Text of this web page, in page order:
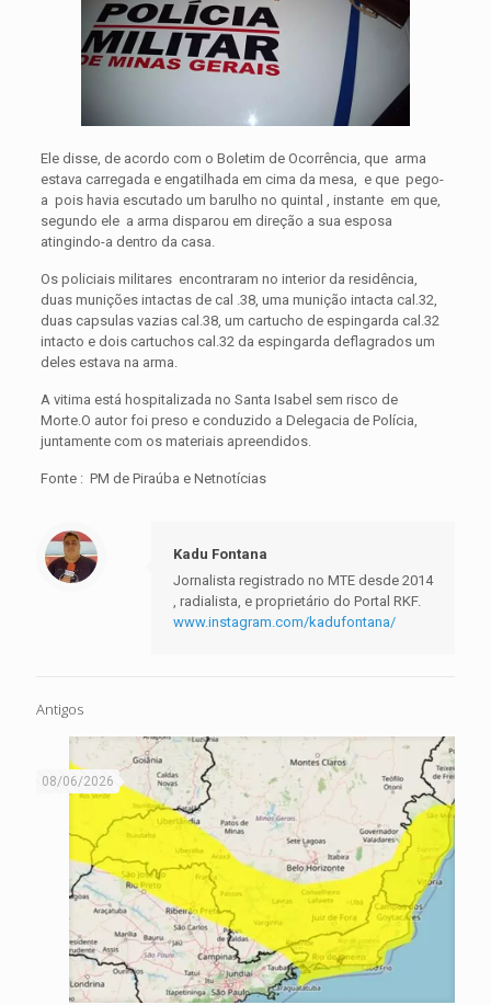
Ele disse, de acordo com o Boletim de Ocorrência, que arma
estava carregada e engatilhada em cima da mesa, e que pego-
a pois havia escutado um barulho no quintal , instante em que,
segundo ele a arma disparou em direção a sua esposa
atingindo-a dentro da casa.
Os policiais militares encontraram no interior da residência,
duas munições intactas de cal .38, uma munição intacta cal.32,
duas capsulas vazias cal.38, um cartucho de espingarda cal.32
intacto e dois cartuchos cal.32 da espingarda deflagrados um
deles estava na arma.
A vitima está hospitalizada no Santa Isabel sem risco de
Morte.O autor foi preso e conduzido a Delegacia de Polícia,
juntamente com os materiais apreendidos.
Fonte : PM de Piraúba e Netnotícias
Kadu Fontana
Jornalista registrado no MTE desde 2014
, radialista, e proprietário do Portal RKF.
www.instagram.com/kadufontana/
Antigos
08/06/2026